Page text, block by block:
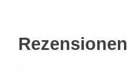
Rezensionen